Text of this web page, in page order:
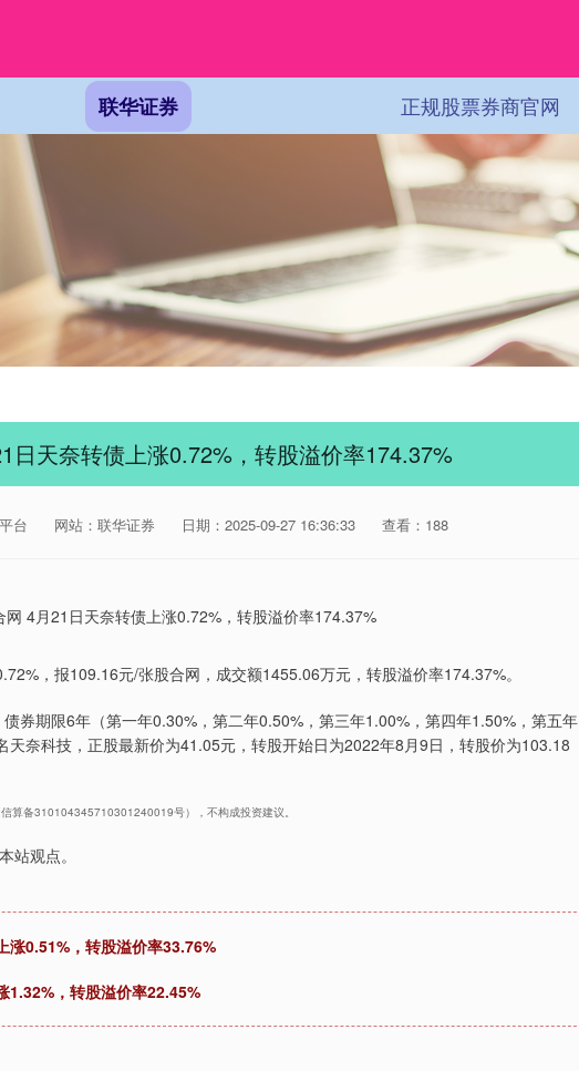
联华证券 正规股票券商官网
日天奈转债上涨0.72%，转股溢价率174.37%
台 网站：联华证券 日期：2025-09-27 16:36:33 查看：188
，报109.16元/张股合网，成交额1455.06万元，转股溢价率174.37%。
券期限6年（第一年0.30%，第二年0.50%，第三年1.00%，第四年1.50%，第五年
天奈科技，正股最新价为41.05元，转股开始日为2022年8月9日，转股价为103.18
算备310104345710301240019号），不构成投资建议。
站观点。
涨0.51%，转股溢价率33.76%
1.32%，转股溢价率22.45%